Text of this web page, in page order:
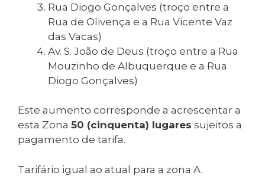
Rua Diogo Gonçalves (troço entre a
Rua de Olivença e a Rua Vicente Vaz
das Vacas)
Av. S. João de Deus (troço entre a Rua
Mouzinho de Albuquerque e a Rua
Diogo Gonçalves)
Este aumento corresponde a acrescentar a
esta Zona 50 (cinquenta) lugares sujeitos a
pagamento de tarifa.
Tarifário igual ao atual para a zona A.